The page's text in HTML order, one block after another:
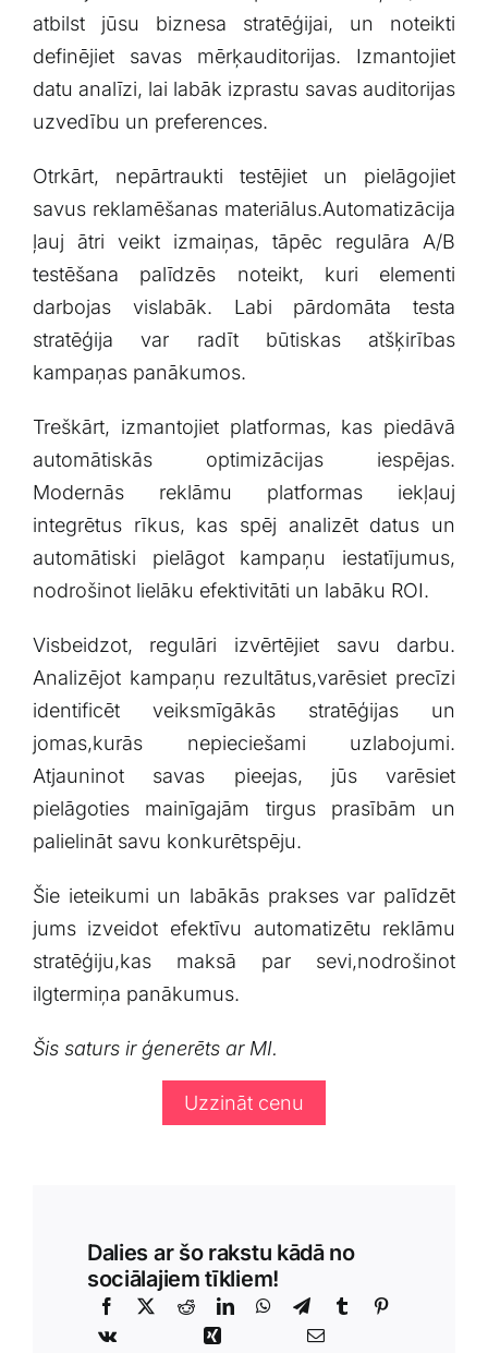
atbilst jūsu ​biznesa stratēģijai, ​un noteikti
definējiet ⁤savas mērķauditorijas. Izmantojiet
datu analīzi, lai labāk izprastu savas auditorijas
‌uzvedību un preferences.
Otrkārt,⁤ nepārtraukti testējiet un pielāgojiet
savus reklamēšanas materiālus.Automatizācija
ļauj ātri ⁣veikt ⁣izmaiņas, tāpēc regulāra ‍A/B
⁤testēšana palīdzēs noteikt, kuri elementi
darbojas vislabāk. ⁣Labi ⁢pārdomāta testa‌
stratēģija⁣ var radīt būtiskas atšķirības
kampaņas panākumos.
Treškārt, ⁢izmantojiet platformas, kas piedāvā
‌automātiskās optimizācijas iespējas.
Modernās reklāmu platformas iekļauj
integrētus ⁢rīkus,‌ kas spēj ⁤analizēt datus un
⁤automātiski pielāgot⁢ kampaņu iestatījumus,
nodrošinot lielāku efektivitāti ​un‌ labāku ROI.
Visbeidzot, regulāri izvērtējiet savu darbu.
Analizējot ‌kampaņu rezultātus,varēsiet precīzi
⁢identificēt ⁣veiksmīgākās stratēģijas un
jomas,kurās nepieciešami ⁢uzlabojumi.
Atjauninot⁣ savas pieejas, ​jūs varēsiet
⁤pielāgoties mainīgajām ‌tirgus prasībām un
palielināt ‌savu konkurētspēju.
Šie ‌ieteikumi⁢ un labākās prakses var ⁣palīdzēt
jums ⁢izveidot ⁤efektīvu⁢ automatizētu reklāmu
stratēģiju,kas maksā​ par⁤ sevi,nodrošinot‍
ilgtermiņa ⁣panākumus.
Šis saturs ir ģenerēts ar⁤ MI.
Uzzināt cenu
Dalies ar šo rakstu kādā no
sociālajiem tīkliem!